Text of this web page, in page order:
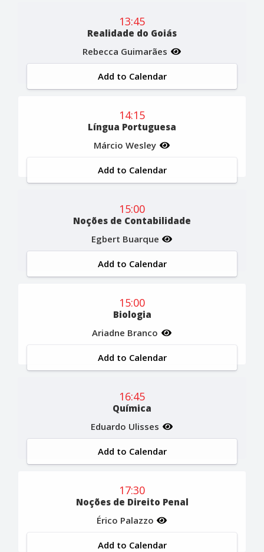
13:45
Realidade do Goiás
Rebecca Guimarães
Add to Calendar
14:15
Língua Portuguesa
Márcio Wesley
Add to Calendar
15:00
Noções de Contabilidade
Egbert Buarque
Add to Calendar
15:00
Biologia
Ariadne Branco
Add to Calendar
16:45
Química
Eduardo Ulisses
Add to Calendar
17:30
Noções de Direito Penal
Érico Palazzo
Add to Calendar